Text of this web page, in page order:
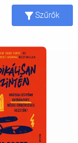
Szűrők